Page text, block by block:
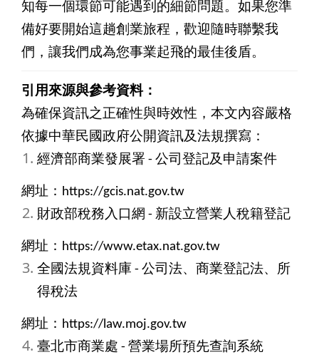
知每一個環節可能遇到的細節問題。如果您準
備好要開始這趟創業旅程，歡迎隨時聯繫我
們，讓我們成為您事業起飛的最佳後盾。
引用來源與參考資料：
為確保資訊之正確性與時效性，本文內容嚴格
依據中華民國政府公開資訊及法規撰寫：
經濟部商業發展署 - 公司登記及申請案件
網址：https://gcis.nat.gov.tw
財政部稅務入口網 - 新設立營業人稅籍登記
網址：https://www.etax.nat.gov.tw
全國法規資料庫 - 公司法、商業登記法、所
得稅法
網址：https://law.moj.gov.tw
臺北市商業處 - 營業場所預先查詢系統